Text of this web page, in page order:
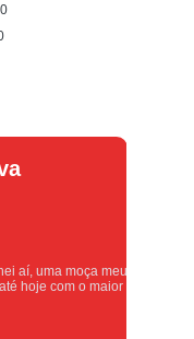
com carinho e
10 estrelas